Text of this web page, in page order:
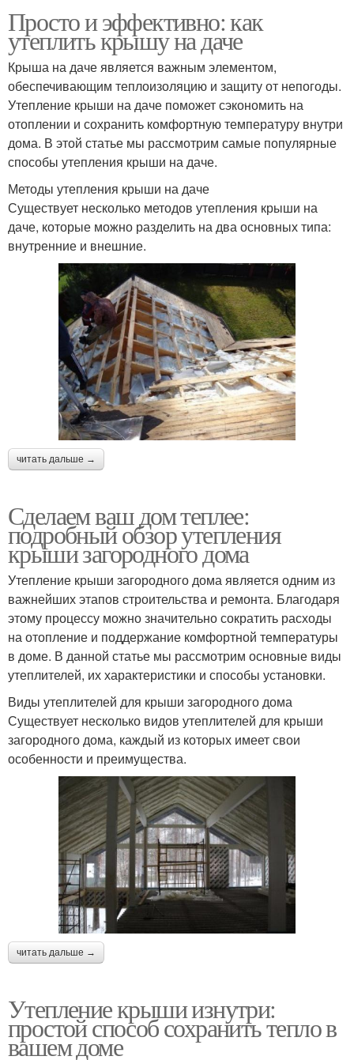
Просто и эффективно: как
утеплить крышу на даче
Крыша на даче является важным элементом,
обеспечивающим теплоизоляцию и защиту от непогоды.
Утепление крыши на даче поможет сэкономить на
отоплении и сохранить комфортную температуру внутри
дома. В этой статье мы рассмотрим самые популярные
способы утепления крыши на даче.
Методы утепления крыши на даче
Существует несколько методов утепления крыши на
даче, которые можно разделить на два основных типа:
внутренние и внешние.
читать дальше →
Сделаем ваш дом теплее:
подробный обзор утепления
крыши загородного дома
Утепление крыши загородного дома является одним из
важнейших этапов строительства и ремонта. Благодаря
этому процессу можно значительно сократить расходы
на отопление и поддержание комфортной температуры
в доме. В данной статье мы рассмотрим основные виды
утеплителей, их характеристики и способы установки.
Виды утеплителей для крыши загородного дома
Существует несколько видов утеплителей для крыши
загородного дома, каждый из которых имеет свои
особенности и преимущества.
читать дальше →
Утепление крыши изнутри:
простой способ сохранить тепло в
вашем доме